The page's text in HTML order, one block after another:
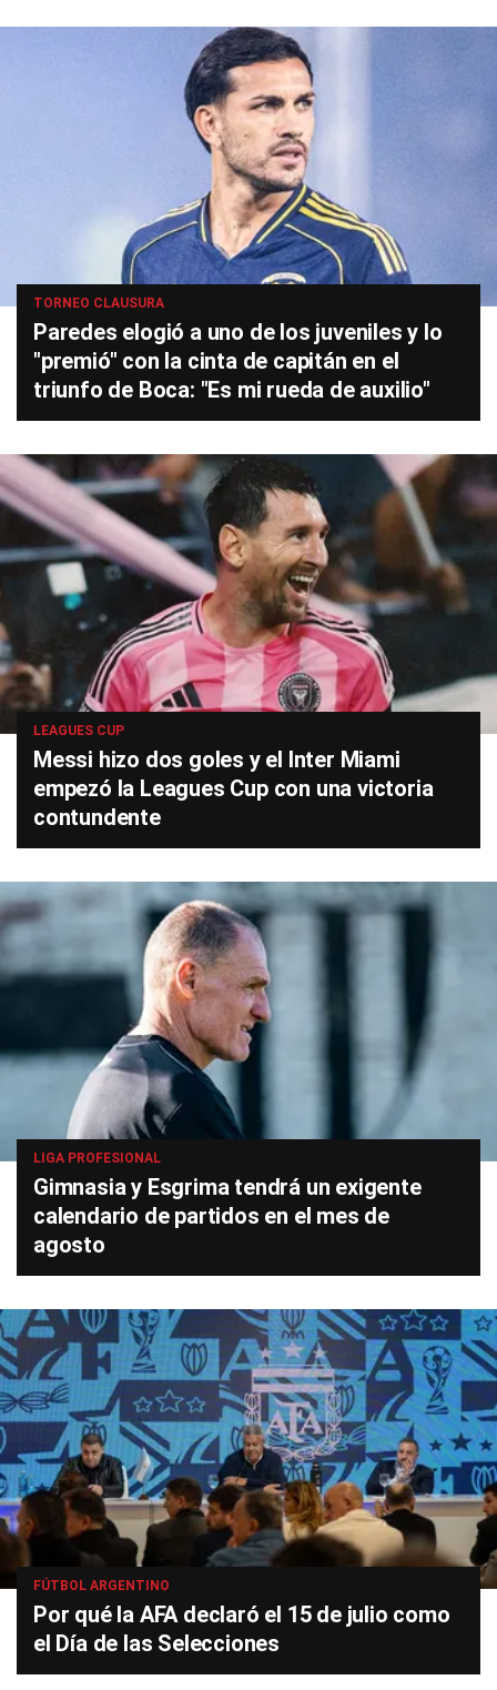
TORNEO CLAUSURA
Paredes elogió a uno de los juveniles y lo
"premió" con la cinta de capitán en el
triunfo de Boca: "Es mi rueda de auxilio"
LEAGUES CUP
Messi hizo dos goles y el Inter Miami
empezó la Leagues Cup con una victoria
contundente
LIGA PROFESIONAL
Gimnasia y Esgrima tendrá un exigente
calendario de partidos en el mes de
agosto
FÚTBOL ARGENTINO
Por qué la AFA declaró el 15 de julio como
el Día de las Selecciones